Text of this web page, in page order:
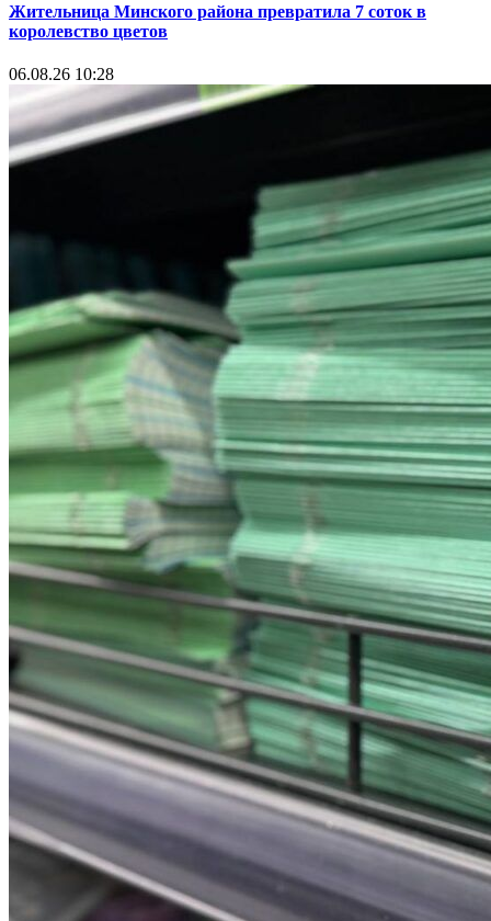
Жительница Минского района превратила 7 соток в
королевство цветов
06.08.26 10:28